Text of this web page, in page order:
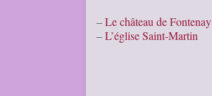
–Le château de Fontenay
–L’église Saint-Martin